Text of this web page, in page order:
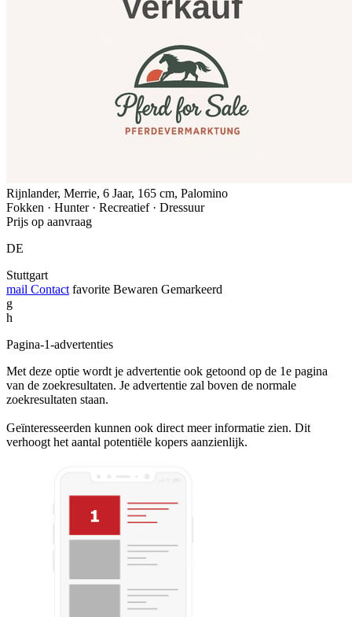
Rijnlander, Merrie, 6 Jaar, 165 cm, Palomino
Fokken · Hunter · Recreatief · Dressuur
Prijs op aanvraag
DE
Stuttgart
mail Contact favorite Bewaren Gemarkeerd
g
h
Pagina-1-advertenties
Met deze optie wordt je advertentie ook getoond op de 1e pagina
van de zoekresultaten. Je advertentie zal boven de normale
zoekresultaten staan.
Geïnteresseerden kunnen ook direct meer informatie zien. Dit
verhoogt het aantal potentiële kopers aanzienlijk.